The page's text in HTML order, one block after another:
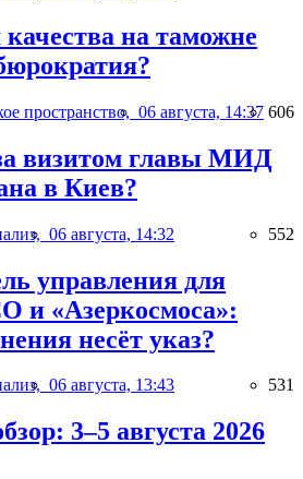
на таможне
пространство, 06 августа, 14:37 606
визитом главы МИД
в Киев?
06 августа, 14:32 552
управления для
и «Азеркосмоса»:
несёт указ?
06 августа, 13:43 531
3–5 августа 2026